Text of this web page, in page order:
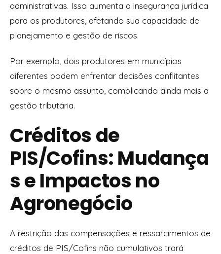
administrativas. Isso aumenta a insegurança jurídica
para os produtores, afetando sua capacidade de
planejamento e gestão de riscos.
Por exemplo, dois produtores em municípios
diferentes podem enfrentar decisões conflitantes
sobre o mesmo assunto, complicando ainda mais a
gestão tributária.
Créditos de
PIS/Cofins: Mudança
s e Impactos no
Agronegócio
A restrição das compensações e ressarcimentos de
créditos de PIS/Cofins não cumulativos trará